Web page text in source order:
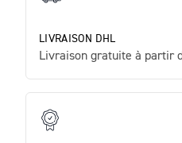
LIVRAISON DHL
Livraison gratuite à partir